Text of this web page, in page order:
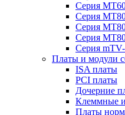
Серия
Серия
Серия
Серия
Серия
Платы и модули
ISA платы
PCI платы
Дочерние
Клеммные
Платы